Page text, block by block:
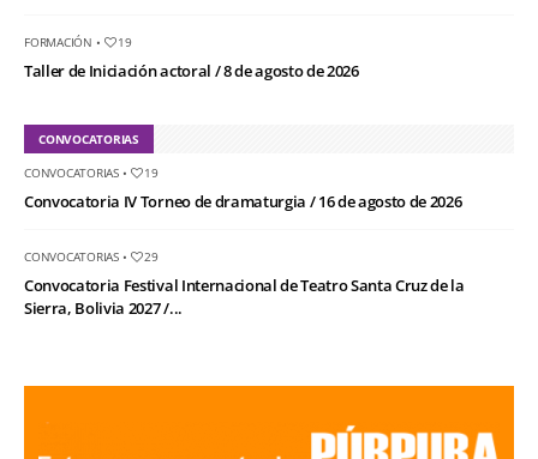
FORMACIÓN • 19
Taller de Iniciación actoral / 8 de agosto de 2026
CONVOCATORIAS
CONVOCATORIAS• 19
Convocatoria IV Torneo de dramaturgia / 16 de agosto de 2026
CONVOCATORIAS• 29
Convocatoria Festival Internacional de Teatro Santa Cruz de la
Sierra, Bolivia 2027 /...